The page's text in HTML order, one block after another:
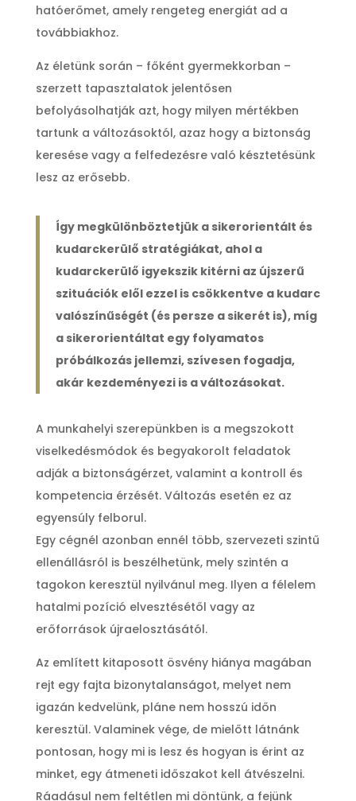
hatóerőmet, amely rengeteg energiát ad a
továbbiakhoz.
Az életünk során – főként gyermekkorban –
szerzett tapasztalatok jelentősen
befolyásolhatják azt, hogy milyen mértékben
tartunk a változásoktól, azaz hogy a biztonság
keresése vagy a felfedezésre való késztetésünk
lesz az erősebb.
Így megkülönböztetjük a sikerorientált és
kudarckerülő stratégiákat, ahol a
kudarckerülő igyekszik kitérni az újszerű
szituációk elől ezzel is csökkentve a kudarc
valószínűségét (és persze a sikerét is), míg
a sikerorientáltat egy folyamatos
próbálkozás jellemzi, szívesen fogadja,
akár kezdeményezi is a változásokat.
A munkahelyi szerepünkben is a megszokott
viselkedésmódok és begyakorolt feladatok
adják a biztonságérzet, valamint a kontroll és
kompetencia érzését. Változás esetén ez az
egyensúly felborul.
Egy cégnél azonban ennél több, szervezeti szintű
ellenállásról is beszélhetünk, mely szintén a
tagokon keresztül nyilvánul meg. Ilyen a félelem
hatalmi pozíció elvesztésétől vagy az
erőforrások újraelosztásától.
Az említett kitaposott ösvény hiánya magában
rejt egy fajta bizonytalanságot, melyet nem
igazán kedvelünk, pláne nem hosszú időn
keresztül. Valaminek vége, de mielőtt látnánk
pontosan, hogy mi is lesz és hogyan is érint az
minket, egy átmeneti időszakot kell átvészelni.
Ráadásul nem feltétlen mi döntünk, a fejünk